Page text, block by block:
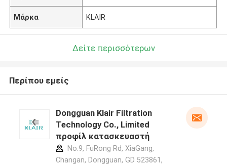
Μάρκα KLAIR
Δείτε περισσότερων
Περίπου εμείς
Dongguan Klair Filtration
Technology Co., Limited
προφίλ κατασκευαστή
No.9, FuRong Rd, XiaGang,
Changan, Dongguan, GD 523861,